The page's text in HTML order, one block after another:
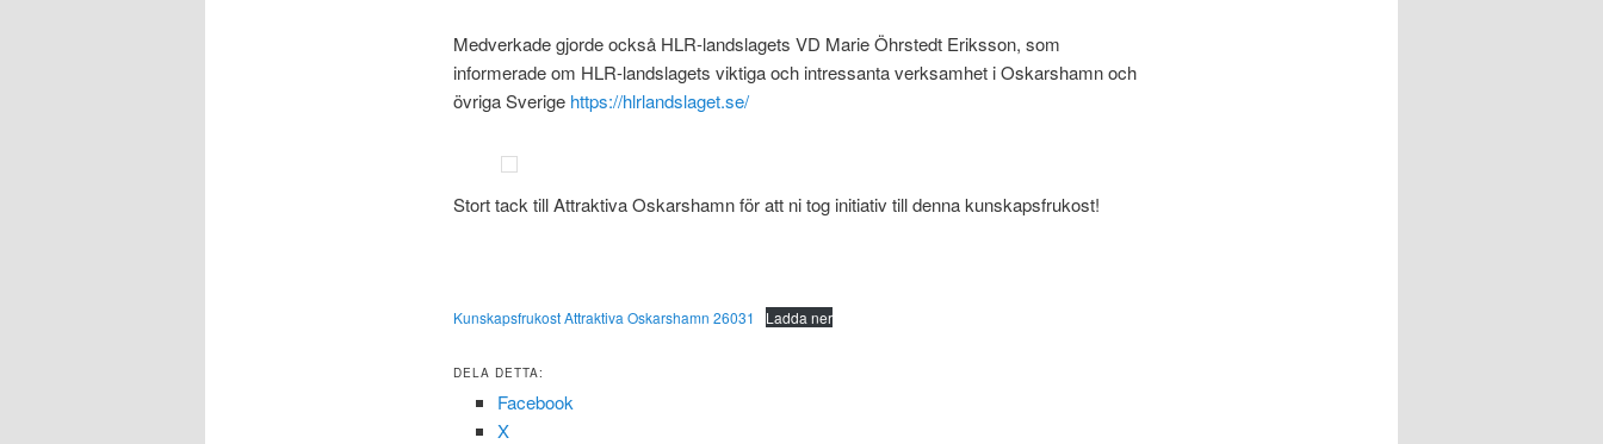
Medverkade gjorde också HLR-landslagets VD Marie Öhrstedt Eriksson, som
informerade om HLR-landslagets viktiga och intressanta verksamhet i Oskarshamn och
övriga Sverige https://hlrlandslaget.se/
Stort tack till Attraktiva Oskarshamn för att ni tog initiativ till denna kunskapsfrukost!
Kunskapsfrukost Attraktiva Oskarshamn 26031 Ladda ner
DELA DETTA:
Facebook
X